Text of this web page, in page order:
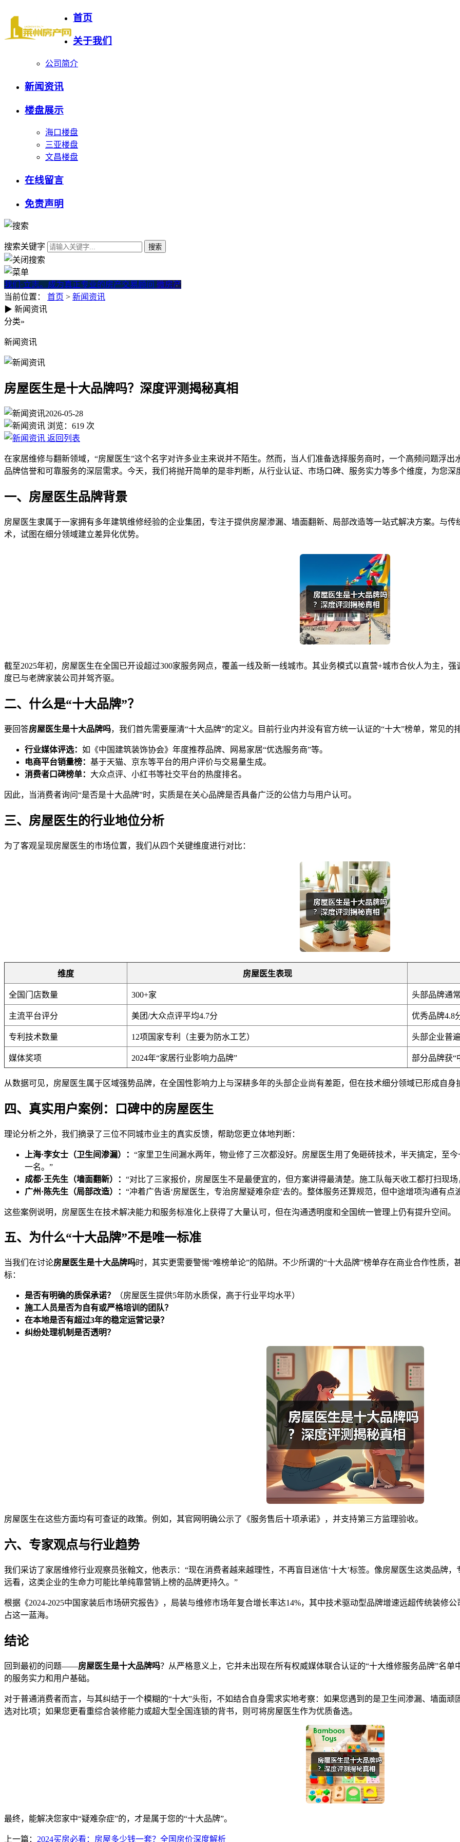
首页
关于我们
公司简介
新闻资讯
楼盘展示
海口楼盘
三亚楼盘
文昌楼盘
在线留言
免责声明
搜索关键字
我们·立志。成为真正专业的房产交易顾问 微房产
当前位置： 首页 > 新闻资讯
房屋医生是十大品牌吗？深度评测揭秘真相
▶ 新闻资讯
分类»
新闻资讯
房屋医生是十大品牌吗？深度评测揭秘真相
2026-05-28
浏览： 619 次
返回列表
在家居维修与翻新领域，“房屋医生”这个名字对许多业主来说并不陌生。然而，当人们准备选择服务商时，一个高频问题浮出
品牌信誉和可靠服务的深层需求。今天，我们将抛开简单的是非判断，从行业认证、市场口碑、服务实力等多个维度，为您深
一、房屋医生品牌背景
房屋医生隶属于一家拥有多年建筑维修经验的企业集团，专注于提供房屋渗漏、墙面翻新、局部改造等一站式解决方案。与
术，试图在细分领域建立差异化优势。
截至2025年初，房屋医生在全国已开设超过300家服务网点，覆盖一线及新一线城市。其业务模式以直营+城市合伙人为主，
度已与老牌家装公司并驾齐驱。
二、什么是“十大品牌”？
要回答房屋医生是十大品牌吗，我们首先需要厘清“十大品牌”的定义。目前行业内并没有官方统一认证的“十大”榜单，常见的
行业媒体评选： 如《中国建筑装饰协会》年度推荐品牌、网易家居“优选服务商”等。
电商平台销量榜： 基于天猫、京东等平台的用户评价与交易量生成。
消费者口碑榜单： 大众点评、小红书等社交平台的热度排名。
因此，当消费者询问“是否是十大品牌”时，实质是在关心品牌是否具备广泛的公信力与用户认可。
三、房屋医生的行业地位分析
为了客观呈现房屋医生的市场位置，我们从四个关键维度进行对比：
维度 房屋医生表现
全国门店数量 300+家 头部品牌通
主流平台评分 美团/大众点评平均4.7分 优秀品牌4.8
专利技术数量 12项国家专利（主要为防水工艺） 头部企业普
媒体奖项 2024年“家居行业影响力品牌” 部分品牌获“
从数据可见，房屋医生属于区域强势品牌，在全国性影响力上与深耕多年的头部企业尚有差距，但在技术细分领域已形成自身
四、真实用户案例：口碑中的房屋医生
理论分析之外，我们摘录了三位不同城市业主的真实反馈，帮助您更立体地判断：
上海·李女士（卫生间渗漏）： “家里卫生间漏水两年，物业修了三次都没好。房屋医生用了免砸砖技术，半天搞定，至
一名。”
成都·王先生（墙面翻新）： “对比了三家报价，房屋医生不是最便宜的，但方案讲得最清楚。施工队每天收工都打扫现
广州·陈先生（局部改造）： “冲着广告语‘房屋医生，专治房屋疑难杂症’去的。整体服务还算规范，但中途增项沟通有点
这些案例说明，房屋医生在技术解决能力和服务标准化上获得了大量认可，但在沟通透明度和全国统一管理上仍有提升空间。
五、为什么“十大品牌”不是唯一标准
当我们在讨论房屋医生是十大品牌吗时，其实更需要警惕“唯榜单论”的陷阱。不少所谓的“十大品牌”榜单存在商业合作性质
标：
是否有明确的质保承诺？
（房屋医生提供5年防水质保，高于行业平均水平）
施工人员是否为自有或严格培训的团队？
在本地是否有超过3年的稳定运营记录？
纠纷处理机制是否透明？
房屋医生在这些方面均有可查证的政策。例如，其官网明确公示了《服务售后十项承诺》，并支持第三方监理验收。
六、专家观点与行业趋势
我们采访了家居维修行业观察员张翰文，他表示：“现在消费者越来越理性，不再盲目迷信‘十大’标签。像房屋医生这类品牌
远看，这类企业的生命力可能比单纯靠营销上榜的品牌更持久。”
根据《2024-2025中国家装后市场研究报告》，局装与维修市场年复合增长率达14%，其中技术驱动型品牌增速远超传统装修
占这一蓝海。
结论
回到最初的问题——房屋医生是十大品牌吗？从严格意义上，它并未出现在所有权威媒体联合认证的“十大维修服务品牌”名
的服务实力和用户基础。
对于普通消费者而言，与其纠结于一个模糊的“十大”头衔，不如结合自身需求实地考察：如果您遇到的是卫生间渗漏、墙面
选对比项；如果您更看重综合装修能力或超大型全国连锁的背书，则可将房屋医生作为优质备选。
最终，能解决您家中“疑难杂症”的，才是属于您的“十大品牌”。
上一篇： 2024买房必看：房屋多少钱一套？全国房价深度解析